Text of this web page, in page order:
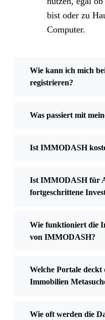
bist oder zu
Computer.
Wie kann ich mich
registrieren?
Was passiert mit
Ist IMMODASH
Ist IMMODASH für
fortgeschrittene
Wie funktioniert die
von IMMODASH?
Welche Portale
Immobilien
Wie oft werden die